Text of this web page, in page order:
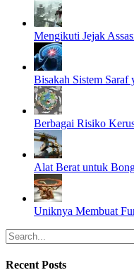
Mengikuti Jejak
Bisakah Sistem Saraf
Berbagai Risiko
Alat Berat untuk
Uniknya Membuat
Recent Posts